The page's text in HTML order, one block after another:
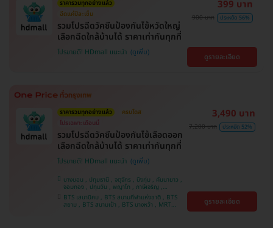
ราคารวมทุกอย่างแล้ว
ฉีดแค่ปีละเข็ม
รวมโปรฉีดวัคซีนป้องกันไข้หวัดใหญ่
เลือกฉีดใกล้บ้านได้ ราคาเท่ากันทุกที่
โปรขายดี! HDmall แนะนำ
399 บาท
900 บาท ประหยัด 56%
ดูรายละเอียด
ราคารวมทุกอย่างแล้ว
ครบโดส
โปรเฉพาะเดือนนี้
รวมโปรฉีดวัคซีนป้องกันไข้เลือดออก
เลือกฉีดใกล้บ้านได้ ราคาเท่ากันทุกที่
โปรขายดี! HDmall แนะนำ
บางบอน , ปทุมธานี , จตุจักร , บึงกุ่ม , คันนายาว ,
จอมทอง , ปทุมวัน , พญาไท , ภาษีเจริญ ,
สมุทรปราการ , ลาดพร้าว , ราษฎร์บูรณะ , พระโขนง
, หนองแขม , ราชเทวี , บริการถึงบ้าน , บางรัก ,
บางนา , คลองเตย , ตลิ่งชัน
BTS เสนานิคม , BTS สนามกีฬาแห่งชาติ , BTS
สยาม , BTS สนามเป้า , BTS บางหว้า , MRT
3,490 บาท
7,200 บาท ประหยัด 52%
ดูรายละเอียด